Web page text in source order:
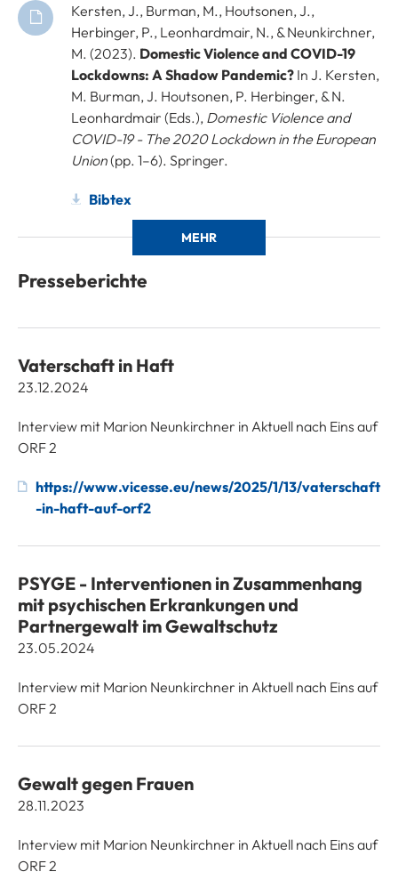
Kersten, J., Burman, M., Houtsonen, J.,
Herbinger, P., Leonhardmair, N., & Neunkirchner,
M. (2023). Domestic Violence and COVID-19
Lockdowns: A Shadow Pandemic? In J. Kersten,
M. Burman, J. Houtsonen, P. Herbinger, & N.
Leonhardmair (Eds.), Domestic Violence and
COVID-19 - The 2020 Lockdown in the European
Union(pp. 1–6). Springer.
Bibtex
MEHR
Presseberichte
Vaterschaft in Haft
23.12.2024
Interview mit Marion Neunkirchner in Aktuell nach Eins auf
ORF 2
https://www.vicesse.eu/news/2025/1/13/vaterschaft
-in-haft-auf-orf2
PSYGE - Interventionen in Zusammenhang
mit psychischen Erkrankungen und
Partnergewalt im Gewaltschutz
23.05.2024
Interview mit Marion Neunkirchner in Aktuell nach Eins auf
ORF 2
Gewalt gegen Frauen
28.11.2023
Interview mit Marion Neunkirchner in Aktuell nach Eins auf
ORF 2